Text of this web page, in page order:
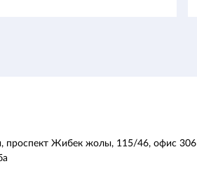
проспект Жибек жолы, 115/46, офис 306